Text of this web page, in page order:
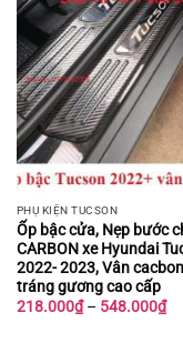
PHỤ KIỆN TUCSON
Ốp bậc cửa, Nẹp bước
CARBON xe Hyundai
2022- 2023, Vân
tráng gương cao cấp
218.000₫ – 548.000₫
giá: